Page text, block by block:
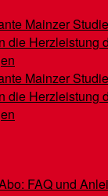
Mainzer
die Herzleistung
Mainzer
die Herzleistung
FAQ und